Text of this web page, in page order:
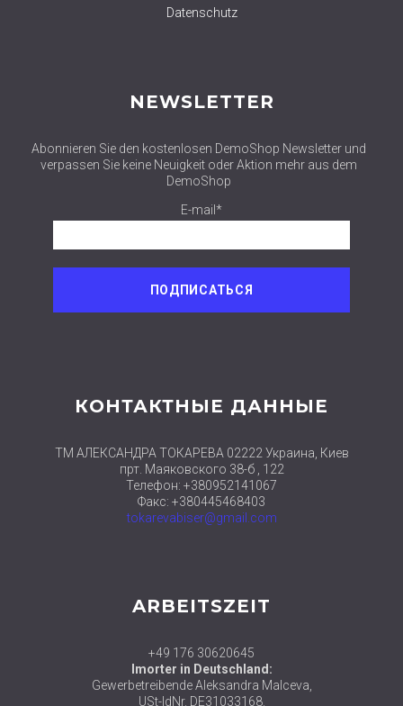
Datenschutz
NEWSLETTER
Abonnieren Sie den kostenlosen DemoShop Newsletter und
verpassen Sie keine Neuigkeit oder Aktion mehr aus dem
DemoShop
E-mail*
КОНТАКТНЫЕ ДАННЫЕ
ТМ АЛЕКСАНДРА ТОКАРЕВА 02222 Украина, Киев
прт. Маяковского 38-б , 122
Телефон: +380952141067
Факс: +380445468403
tokarevabiser@gmail.com
ARBEITSZEIT
+49 176 30620645
Imorter in Deutschland:
Gewerbetreibende Aleksandra Malceva,
USt-IdNr. DE31033168.